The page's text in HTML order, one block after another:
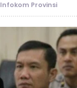
Infokom Provinsi